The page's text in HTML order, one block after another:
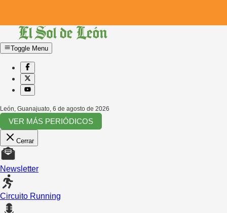
Toggle Menu
León, Guanajuato, 6 de agosto de 2026
VER MÁS PERIÓDICOS
Cerrar
Newsletter
Circuito Running